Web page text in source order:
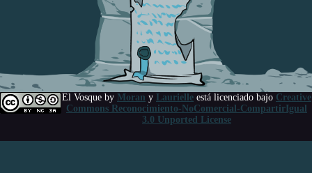
El Vosque by Moran y Laurielle está licenciado bajo Creative
Commons Reconocimiento-NoComercial-CompartirIgual
3.0 Unported License